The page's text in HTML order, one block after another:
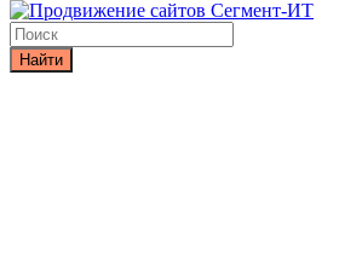
Найти